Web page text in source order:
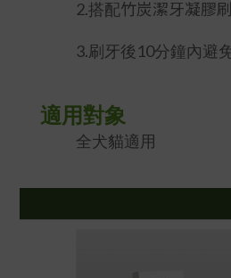
2.搭配竹炭潔牙凝膠
3.刷牙後10分鐘內避
適用對象
全犬貓適用